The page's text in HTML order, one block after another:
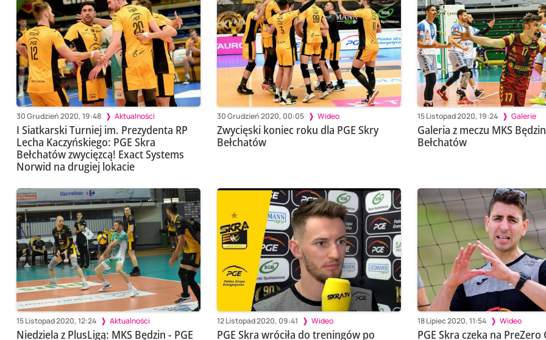
30 Grudzień 2020, 19:48 Aktualności
I Siatkarski Turniej im. Prezydenta RP
Lecha Kaczyńskiego: PGE Skra
Bełchatów zwycięzcą! Exact Systems
Norwid na drugiej lokacie
30 Grudzień 2020, 00:05 Wideo
Zwycięski koniec roku dla PGE Skry
Bełchatów
15 Listopad 2020, 19:24 Galerie
Galeria z meczu MKS
Bełchatów
15 Listopad 2020, 12:24 Aktualności
Niedziela z PlusLigą: MKS Będzin - PGE
12 Listopad 2020, 09:41 Wideo
PGE Skra wróciła do treningów po
18 Lipiec 2020, 11:54 Wideo
PGE Skra czeka na